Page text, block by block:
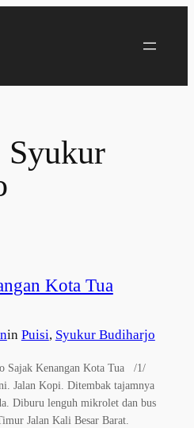
Syukur
Kota Tua
in Puisi, Syukur Budiharjo
Sajak Kenangan Kota Tua /1/
Jalan Kopi. Ditembak tajamnya
Diburu lenguh mikrolet dan bus
Jalan Kali Besar Barat.